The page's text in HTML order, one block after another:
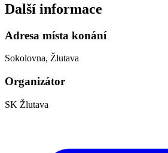
Další informace
Adresa místa konání
Sokolovna, Žlutava
Organizátor
SK Žlutava